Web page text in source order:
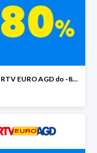
30. lat w RTV EURO AGD do -80%